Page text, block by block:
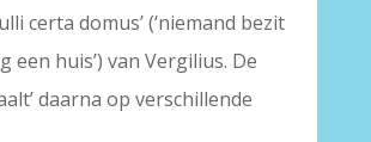
certa domus’ (‘niemand bezit
een huis’) van Vergilius. De
daarna op verschillende